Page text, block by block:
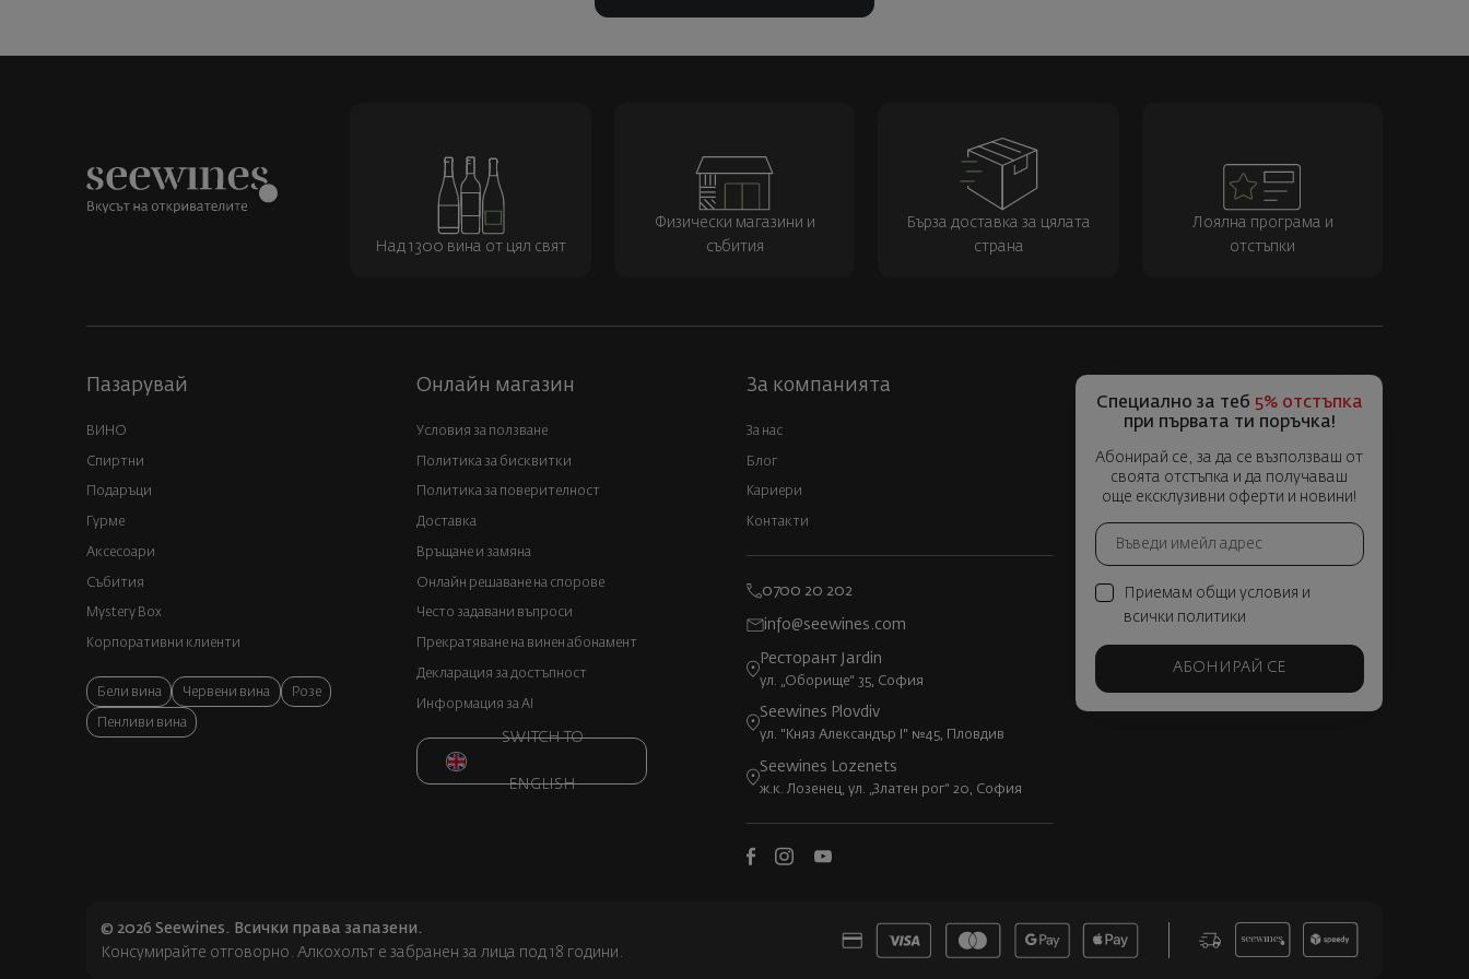
Над 1300 вина от цял свят
Физически магазини и
събития
Бърза доставка за цялата
страна
Лоялна програма и
отстъпки
Пазарувай
ВИНО
Спиртни
Подаръци
Гурме
Аксесоари
Събития
Mystery Box
Корпоративни клиенти
Бели вина Червени вина Розе
Пенливи вина
Онлайн магазин
Условия за ползване
Политика за бисквитки
Политика за поверителност
Доставка
Връщане и замяна
Онлайн решаване на спорове
Често задавани въпроси
Прекратяване на винен абонамент
Декларация за достъпност
Информация за AI
SWITCH TO
ENGLISH
За компанията
За нас
Блог
Кариери
Контакти
0700 20 202
info@seewines.com
Ресторант Jardin
ул. „Оборище“ 35, София
Seewines Plovdiv
ул. "Княз Александър I" №45, Пловдив
Seewines Lozenets
ж.к. Лозенец, ул. „Златен рог“ 20, София
Специално за теб 5% отстъпка
при първата ти поръчка!
Абонирай се, за да се възползваш от
своята отстъпка и да получаваш
още ексклузивни оферти и новини!
Приемам общи условия и
всички политики
АБОНИРАЙ СЕ
© 2026 Seewines. Всички права запазени.
Консумирайте отговорно. Алкохолът е забранен за лица под 18 години.